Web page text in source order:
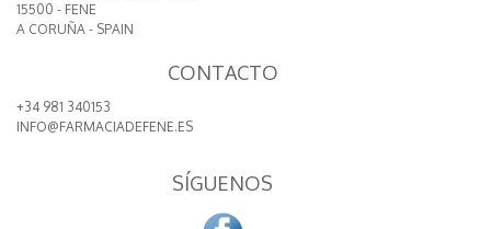
15500 - FENE
A CORUÑA - SPAIN
CONTACTO
+34 981 340153
INFO@FARMACIADEFENE.ES
SÍGUENOS